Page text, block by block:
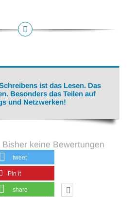
ist das Lesen. Das
Besonders das Teilen auf
und Netzwerken!
Bisher keine Bewertungen
tweet
Pin it
share